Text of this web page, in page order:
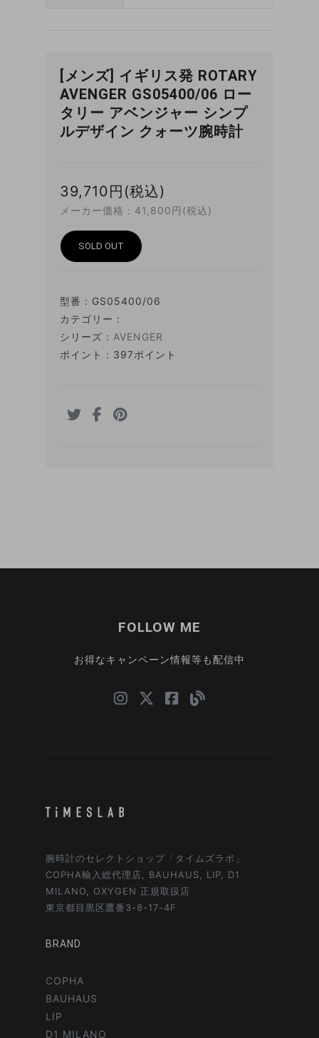
[メンズ] イギリス発 ROTARY
AVENGER GS05400/06 ロー
タリー アベンジャー シンプ
ルデザイン クォーツ腕時計
39,710円(税込)
メーカー価格：41,800円(税込)
SOLD OUT
型番： GS05400/06
カテゴリー：
シリーズ : AVENGER
ポイント : 397ポイント
FOLLOW ME
お得なキャンペーン情報等も配信中
腕時計のセレクトショップ「タイムズラボ」
COPHA輸入総代理店, BAUHAUS, LIP, D1
MILANO, OXYGEN 正規取扱店
東京都目黒区鷹番3-8-17-4F
BRAND
COPHA
BAUHAUS
LIP
D1 MILANO